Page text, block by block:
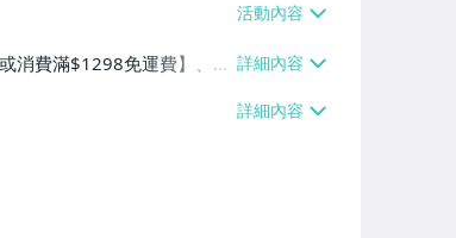
消費滿$1298免運費】、7-
付款【單件運費$60、滿5件
費$120、滿5件或消費滿